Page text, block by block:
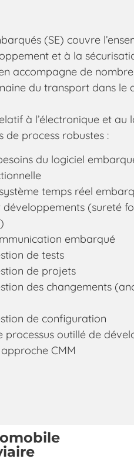
(SE) couvre
et à la
accompagne de
du transport dans le
à l’électronique et au
de process robustes :
du logiciel
temps réel
développements (sureté
embarqué
de tests
de projets
des changements
de configuration
processus outillé de
CMM